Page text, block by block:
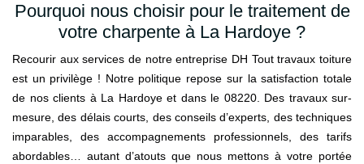
Pourquoi nous choisir pour le traitement de
votre charpente à La Hardoye ?
Recourir aux services de notre entreprise DH Tout travaux toiture
est un privilège ! Notre politique repose sur la satisfaction totale
de nos clients à La Hardoye et dans le 08220. Des travaux sur-
mesure, des délais courts, des conseils d’experts, des techniques
imparables, des accompagnements professionnels, des tarifs
abordables… autant d’atouts que nous mettons à votre portée